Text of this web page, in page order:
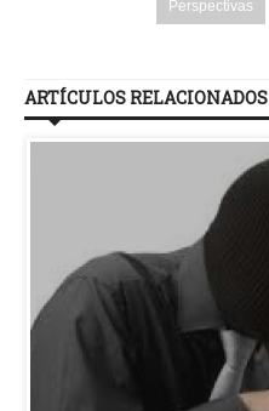
Perspectivas
ARTÍCULOS RELACIONADOS